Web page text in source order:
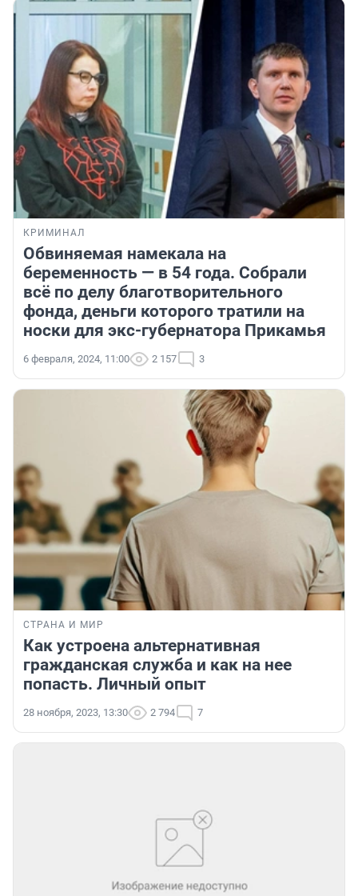
КРИМИНАЛ
Обвиняемая намекала на
беременность — в 54 года. Собрали
всё по делу благотворительного
фонда, деньги которого тратили на
носки для экс-губернатора Прикамья
6 февраля, 2024, 11:00 2 157 3
СТРАНА И МИР
Как устроена альтернативная
гражданская служба и как на нее
попасть. Личный опыт
28 ноября, 2023, 13:30 2 794 7